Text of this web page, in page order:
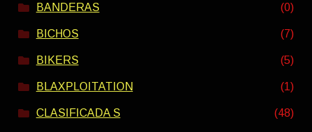
BANDERAS (0)
BICHOS (7)
BIKERS (5)
BLAXPLOITATION (1)
CLASIFICADA S (48)